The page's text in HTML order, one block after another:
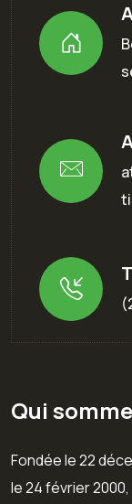
Qui
Fondée le 22
le 24 février 2000,